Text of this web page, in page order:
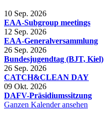
10 Sep. 2026
EAA-Subgroup meetings
12 Sep. 2026
EAA-Generalversammlung
26 Sep. 2026
Bundesjugendtag (BJT, Kiel)
26 Sep. 2026
CATCH&CLEAN DAY
09 Okt. 2026
DAFV-Präsidiumssitzung
Ganzen Kalender ansehen